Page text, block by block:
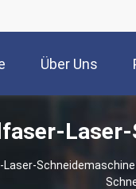
Über Uns
Laser-
Schneidemaschine